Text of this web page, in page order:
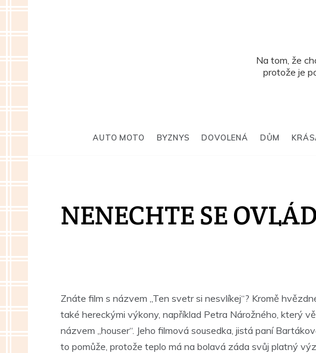
Skip
content
Na tom, že
protože je
AUTO MOTO BYZNYS DOVOLENÁ DŮM
NENECHTE SE
Znáte film s názvem „Ten svetr si nesvlíkej“? Kromě
také hereckými výkony, například Petra Nárožného, který
názvem „houser“. Jeho filmová sousedka, jistá paní
to pomůže, protože teplo má na bolavá záda svůj platný